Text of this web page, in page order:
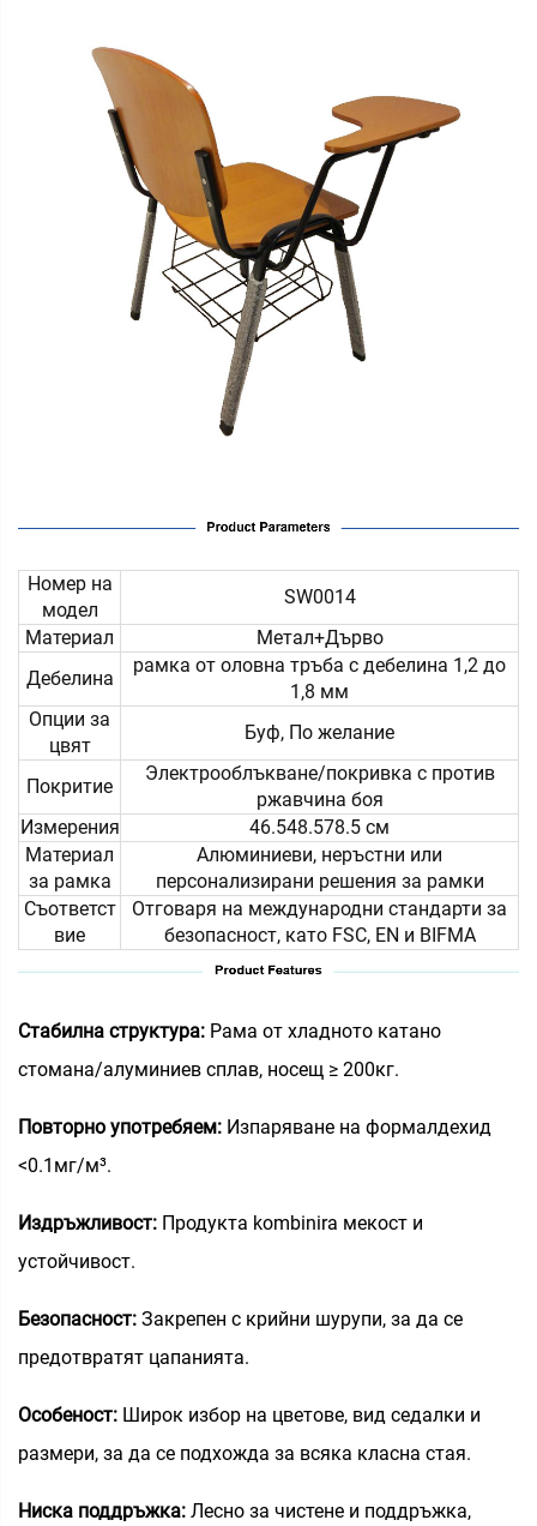
Номер на
модел
SW0014
Материал
Метал+Дърво
Дебелина
рамка от оловна тръба с дебелина 1,2 до
1,8 мм
Опции за
цвят
Буф, По желание
Покритие
Электрооблъкване/покривка с против
ржавчина боя
Измерения
46.548.578.5 см
Материал
за рамка
Алюминиеви, неръстни или
персонализирани решения за рамки
Съответст
вие
Отговаря на международни стандарти за
безопасност, като FSC, EN и BIFMA
Стабилна структура: Рама от хладното катано
стомана/алуминиев сплав, носещ ≥ 200кг.
Повторно употребяем: Изпаряване на формалдехид
<0.1мг/м³.
Издръжливост: Продукта kombinira мекост и
устойчивост.
Безопасност: Закрепен с крийни шурупи, за да се
предотвратят цапанията.
Особеност: Широк избор на цветове, вид седалки и
размери, за да се подхожда за всяка класна стая.
Ниска поддръжка: Лесно за чистене и поддръжка,